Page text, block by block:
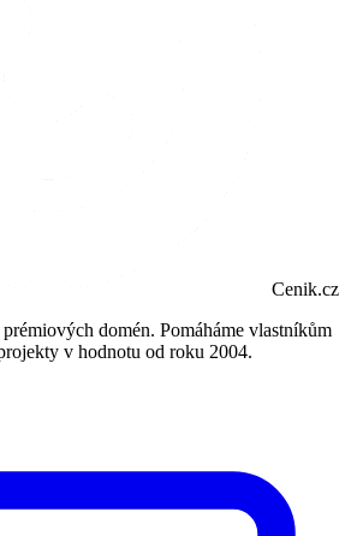
Cenik.cz
domén. Pomáháme vlastníkům
v hodnotu od roku 2004.